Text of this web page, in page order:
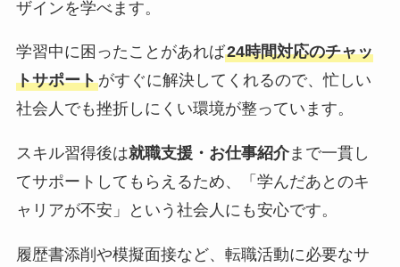
ザインを学べます。
学習中に困ったことがあれば24時間対応のチャッ
トサポートがすぐに解決してくれるので、忙しい
社会人でも挫折しにくい環境が整っています。
スキル習得後は就職支援・お仕事紹介まで一貫し
てサポートしてもらえるため、「学んだあとのキ
ャリアが不安」という社会人にも安心です。
履歴書添削や模擬面接など、転職活動に必要なサ